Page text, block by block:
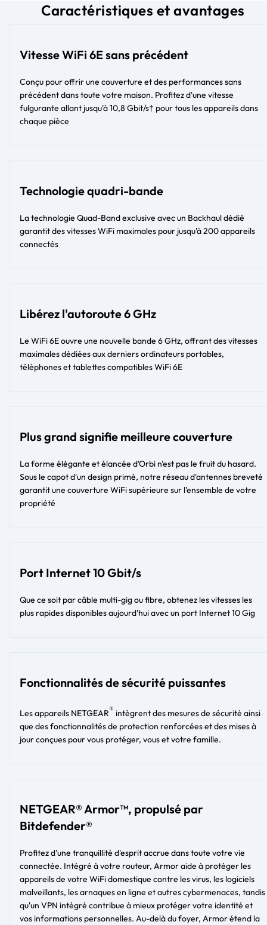
Caractéristiques et avantages
Vitesse WiFi 6E sans précédent
Conçu pour offrir une couverture et des performances sans
précédent dans toute votre maison. Profitez d'une vitesse
fulgurante allant jusqu'à 10,8 Gbit/s† pour tous les appareils dans
chaque pièce
Technologie quadri-bande
La technologie Quad-Band exclusive avec un Backhaul dédié
garantit des vitesses WiFi maximales pour jusqu'à 200 appareils
connectés
Libérez l'autoroute 6 GHz
Le WiFi 6E ouvre une nouvelle bande 6 GHz, offrant des vitesses
maximales dédiées aux derniers ordinateurs portables,
téléphones et tablettes compatibles WiFi 6E
Plus grand signifie meilleure couverture
La forme élégante et élancée d'Orbi n'est pas le fruit du hasard.
Sous le capot d'un design primé, notre réseau d'antennes breveté
garantit une couverture WiFi supérieure sur l'ensemble de votre
propriété
Port Internet 10 Gbit/s
Que ce soit par câble multi-gig ou fibre, obtenez les vitesses les
plus rapides disponibles aujourd'hui avec un port Internet 10 Gig
Fonctionnalités de sécurité puissantes
Les appareils NETGEAR® intègrent des mesures de sécurité ainsi
que des fonctionnalités de protection renforcées et des mises à
jour conçues pour vous protéger, vous et votre famille.
NETGEAR® Armor™, propulsé par
Bitdefender®
Profitez d'une tranquillité d'esprit accrue dans toute votre vie
connectée. Intégré à votre routeur, Armor aide à protéger les
appareils de votre WiFi domestique contre les virus, les logiciels
malveillants, les arnaques en ligne et autres cybermenaces, tandis
qu'un VPN intégré contribue à mieux protéger votre identité et
vos informations personnelles. Au-delà du foyer, Armor étend la